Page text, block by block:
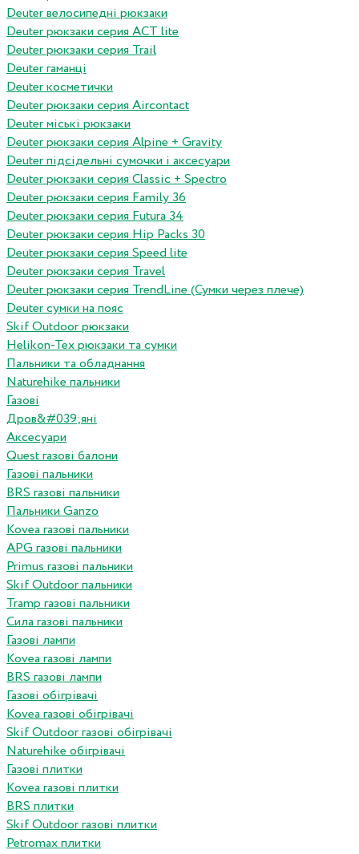
Deuter велосипедні рюкзаки
Deuter рюкзаки серия ACT lite
Deuter рюкзаки серия Trail
Deuter гаманці
Deuter косметички
Deuter рюкзаки серия Aircontact
Deuter міські рюкзаки
Deuter рюкзаки серия Alpine + Gravity
Deuter підсідельні сумочки і аксесуари
Deuter рюкзаки серия Classic + Spectro
Deuter рюкзаки серия Family 36
Deuter рюкзаки серия Futura 34
Deuter рюкзаки серия Hip Packs 30
Deuter рюкзаки серия Speed lite
Deuter рюкзаки серия Travel
Deuter рюкзаки серия TrendLine (Сумки через плече)
Deuter сумки на пояс
Skif Outdoor рюкзаки
Helikon-Tex рюкзаки та сумки
Пальники та обладнання
Naturehike пальники
Газові
Дров&#039;яні
Аксесуари
Quest газові балони
Газові пальники
BRS газові пальники
Пальники Ganzo
Kovea газові пальники
APG газові пальники
Primus газові пальники
Skif Outdoor пальники
Tramp газові пальники
Сила газові пальники
Газові лампи
Kovea газові лампи
BRS газові лампи
Газові обігрівачі
Kovea газові обігрівачі
Skif Outdoor газові обігрівачі
Naturehike обігрівачі
Газові плитки
Kovea газові плитки
BRS плитки
Skif Outdoor газові плитки
Petromax плитки